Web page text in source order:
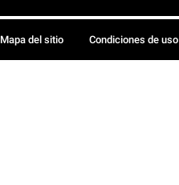
Mapa del sitio Condiciones de uso